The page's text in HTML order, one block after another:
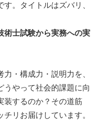
す。タイトルはズバリ、
術士試験から実務への実
・構成力・説明力を、
うやって社会的課題に向
装するのか？その道筋
リお届けしています。